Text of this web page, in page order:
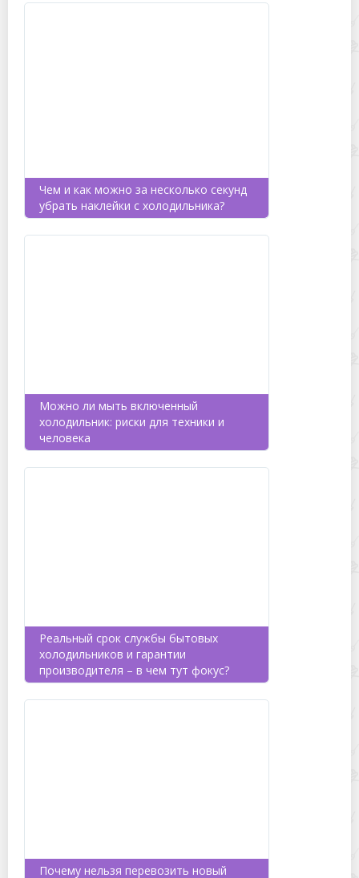
Чем и как можно за несколько секунд
убрать наклейки с холодильника?
Можно ли мыть включенный
холодильник: риски для техники и
человека
Реальный срок службы бытовых
холодильников и гарантии
производителя – в чем тут фокус?
Почему нельзя перевозить новый